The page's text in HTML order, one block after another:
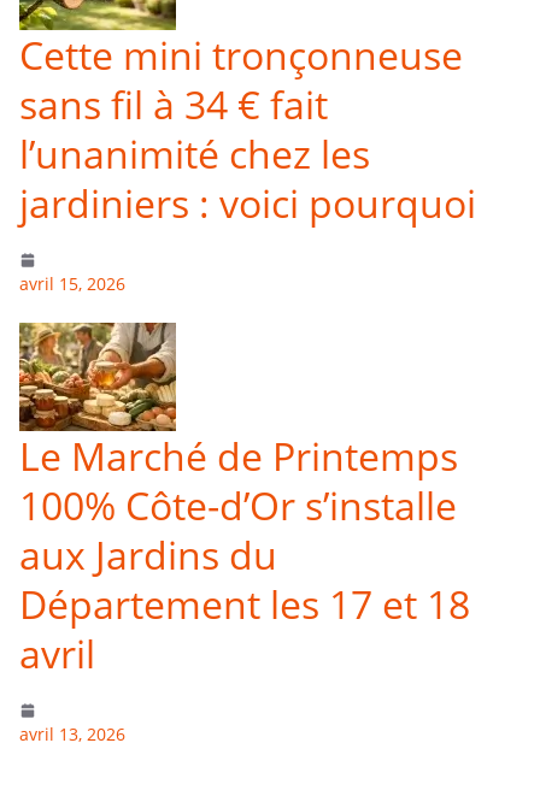
Cette mini tronçonneuse
sans fil à 34 € fait
l’unanimité chez les
jardiniers : voici pourquoi
avril 15, 2026
Le Marché de Printemps
100% Côte-d’Or s’installe
aux Jardins du
Département les 17 et 18
avril
avril 13, 2026